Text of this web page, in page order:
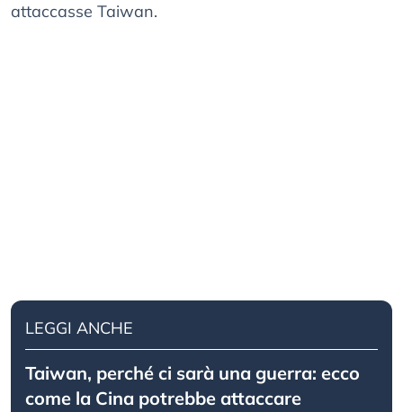
attaccasse Taiwan.
LEGGI ANCHE
Taiwan, perché ci sarà una guerra: ecco
come la Cina potrebbe attaccare